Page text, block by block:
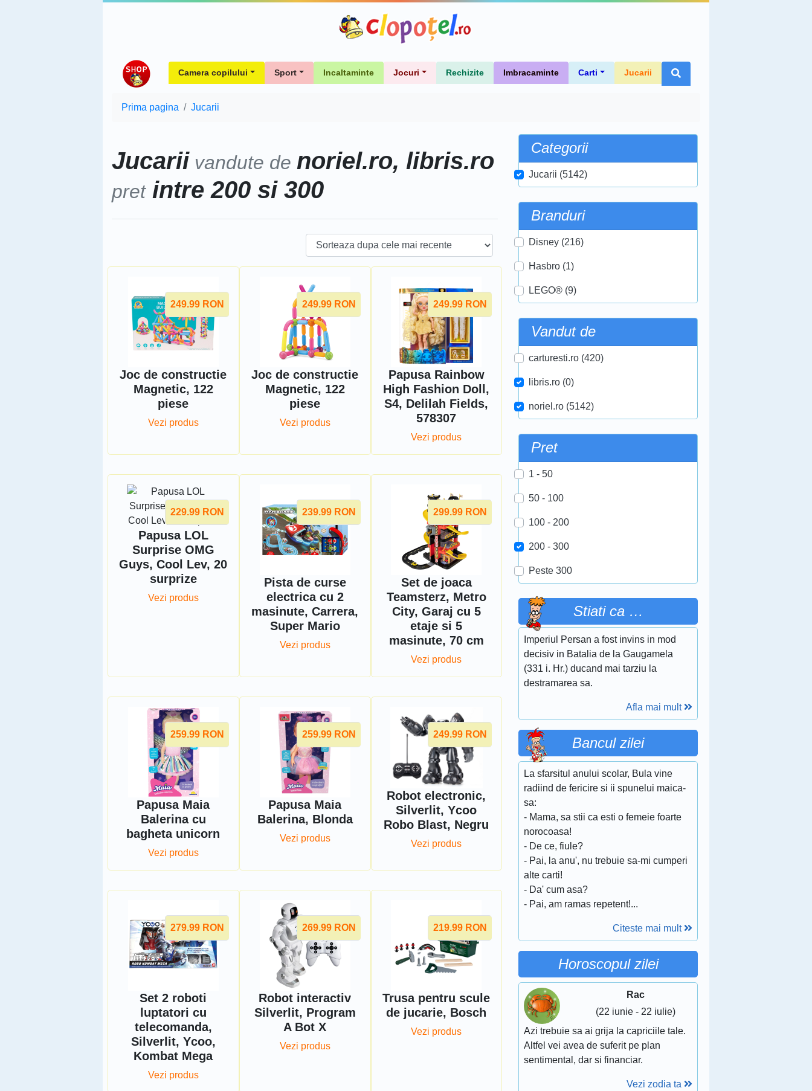
Camera copilului Sport Incaltaminte Jocuri Rechizite Imbracaminte Carti Jucarii
Prima pagina Jucarii
Jucarii vandute de noriel.ro, libris.ro
pretintre 200 si 300
249.99 RON
Joc de constructie
Magnetic, 122
piese
Vezi produs
249.99 RON
Joc de constructie
Magnetic, 122
piese
Vezi produs
249.99 RON
Papusa Rainbow
High Fashion Doll,
S4, Delilah Fields,
578307
Vezi produs
229.99 RON
Papusa LOL
Surprise OMG
Guys, Cool Lev, 20
surprize
Vezi produs
239.99 RON
Pista de curse
electrica cu 2
masinute, Carrera,
Super Mario
Vezi produs
299.99 RON
Set de joaca
Teamsterz, Metro
City, Garaj cu 5
etaje si 5
masinute, 70 cm
Vezi produs
259.99 RON
Papusa Maia
Balerina cu
bagheta unicorn
Vezi produs
259.99 RON
Papusa Maia
Balerina, Blonda
Vezi produs
249.99 RON
Robot electronic,
Silverlit, Ycoo
Robo Blast, Negru
Vezi produs
279.99 RON
Set 2 roboti
luptatori cu
telecomanda,
Silverlit, Ycoo,
Kombat Mega
Vezi produs
269.99 RON
Robot interactiv
Silverlit, Program
A Bot X
Vezi produs
219.99 RON
Trusa pentru scule
de jucarie, Bosch
Vezi produs
Categorii
Jucarii (5142)
Branduri
Disney (216)
Hasbro (1)
LEGO® (9)
Vandut de
carturesti.ro (420)
libris.ro (0)
noriel.ro (5142)
Pret
1 - 50
50 - 100
100 - 200
200 - 300
Peste 300
Stiati ca …
Imperiul Persan a fost invins in mod
decisiv in Batalia de la Gaugamela
(331 i. Hr.) ducand mai tarziu la
destramarea sa.
Afla mai mult
Bancul zilei
La sfarsitul anului scolar, Bula vine
radiind de fericire si ii spunelui maica-
sa:
- Mama, sa stii ca esti o femeie foarte
norocoasa!
- De ce, fiule?
- Pai, la anu', nu trebuie sa-mi cumperi
alte carti!
- Da' cum asa?
- Pai, am ramas repetent!...
Citeste mai mult
Horoscopul zilei
Rac
(22 iunie - 22 iulie)
Azi trebuie sa ai grija la capriciile tale.
Altfel vei avea de suferit pe plan
sentimental, dar si financiar.
Vezi zodia ta